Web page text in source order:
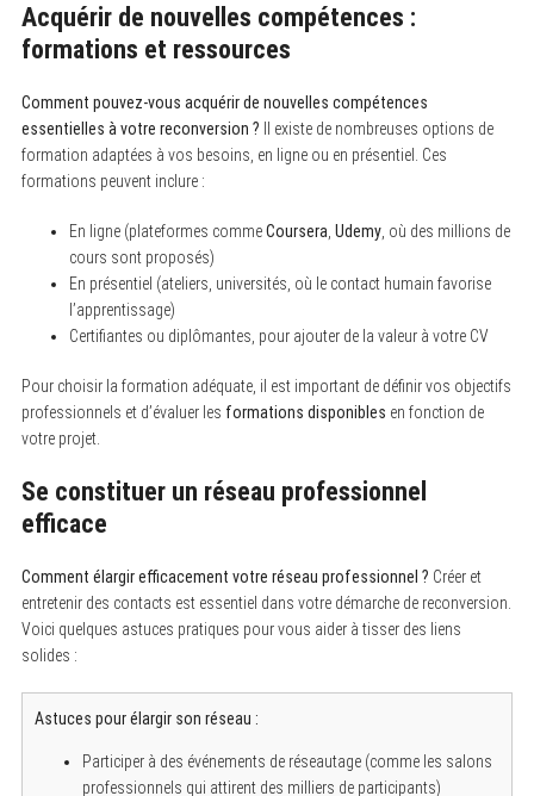
Acquérir de nouvelles compétences :
formations et ressources
Comment pouvez-vous acquérir de nouvelles compétences
essentielles à votre reconversion ? Il existe de nombreuses options de
formation adaptées à vos besoins, en ligne ou en présentiel. Ces
formations peuvent inclure :
En ligne (plateformes commeCoursera Udemy, où des millions de
cours sont proposés)
En présentiel (ateliers, universités, où le contact humain favorise
l’apprentissage)
Certifiantes ou diplômantes, pour ajouter de la valeur à votre CV
Pour choisir la formation adéquate, il est important de définir vos objectifs
professionnels et d’évaluer les formations disponibles en fonction de
votre projet.
Se constituer un réseau professionnel
efficace
Comment élargir efficacement votre réseau professionnel ? Créer et
entretenir des contacts est essentiel dans votre démarche de reconversion.
Voici quelques astuces pratiques pour vous aider à tisser des liens
solides :
Astuces pour élargir son réseau :
Participer à des événements de réseautage (comme les salons
professionnels qui attirent des milliers de participants)
a
r